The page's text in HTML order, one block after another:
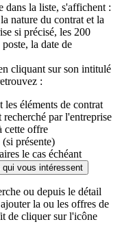
dans la liste, s'affichent :
nature du contrat et la
si précisé, les 200
la date de
cliquant sur son intitulé
:
les éléments de contrat
par l'entreprise
cette offre
présente)
le cas échéant
vous intéressent
ou depuis le détail
la ou les offres de
de cliquer sur l'icône